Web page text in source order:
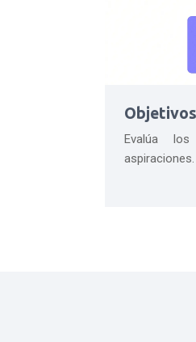
Evalúa
aspiraciones.